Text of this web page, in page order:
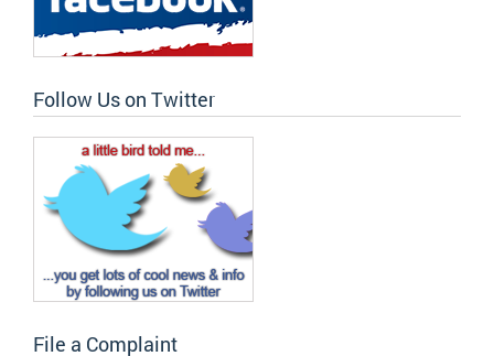
Follow Us on Twitter
File a Complaint